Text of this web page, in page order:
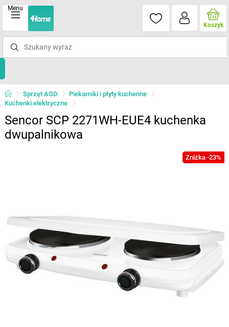
Menu
Koszyk
Sprzęt AGD
Piekarniki i płyty kuchenne
Kuchenki elektryczne
Sencor SCP 2271WH-EUE4 kuchenka
dwupalnikowa
Zniżka -23%